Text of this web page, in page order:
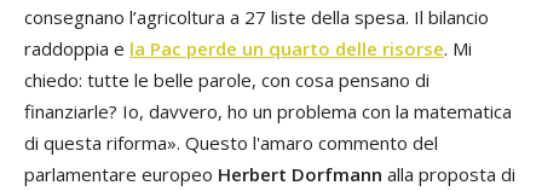
consegnano l’agricoltura a 27 liste della spesa. Il bilancio
raddoppia e la Pac perde un quarto delle risorse. Mi
chiedo: tutte le belle parole, con cosa pensano di
finanziarle? Io, davvero, ho un problema con la matematica
di questa riforma». Questo l'amaro commento del
parlamentare europeo Herbert Dorfmann alla proposta di